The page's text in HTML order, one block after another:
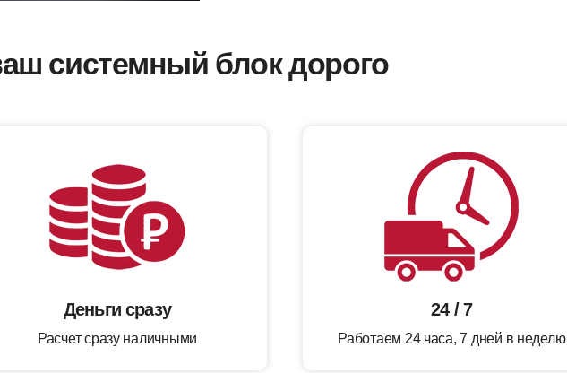
системный блок дорого
Деньги сразу
Расчет сразу наличными
24 / 7
Работаем 24 часа, 7 дней в неделю